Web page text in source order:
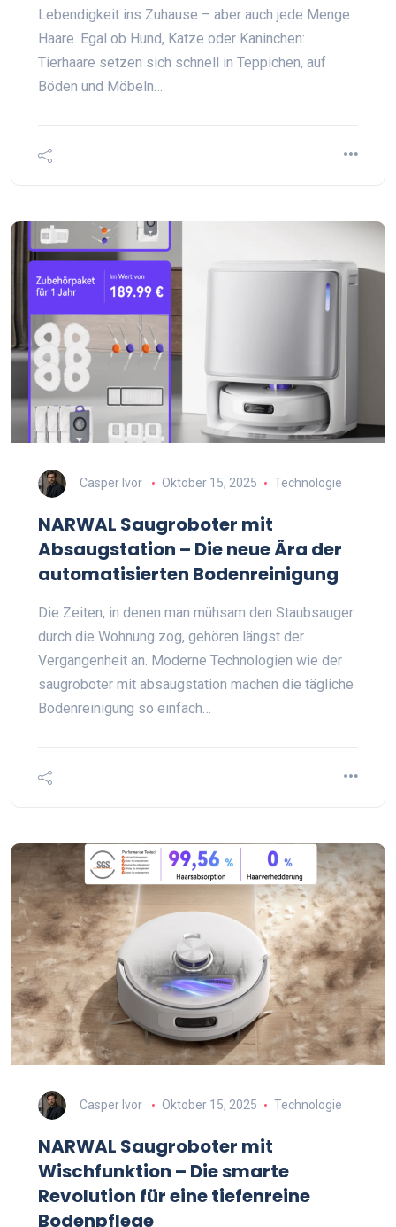
Lebendigkeit ins Zuhause – aber auch jede Menge
Haare. Egal ob Hund, Katze oder Kaninchen:
Tierhaare setzen sich schnell in Teppichen, auf
Böden und Möbeln…
Casper Ivor Oktober 15, 2025 Technologie
NARWAL Saugroboter mit
Absaugstation – Die neue Ära der
automatisierten Bodenreinigung
Die Zeiten, in denen man mühsam den Staubsauger
durch die Wohnung zog, gehören längst der
Vergangenheit an. Moderne Technologien wie der
saugroboter mit absaugstation machen die tägliche
Bodenreinigung so einfach…
Casper Ivor Oktober 15, 2025 Technologie
NARWAL Saugroboter mit
Wischfunktion – Die smarte
Revolution für eine tiefenreine
Bodenpflege